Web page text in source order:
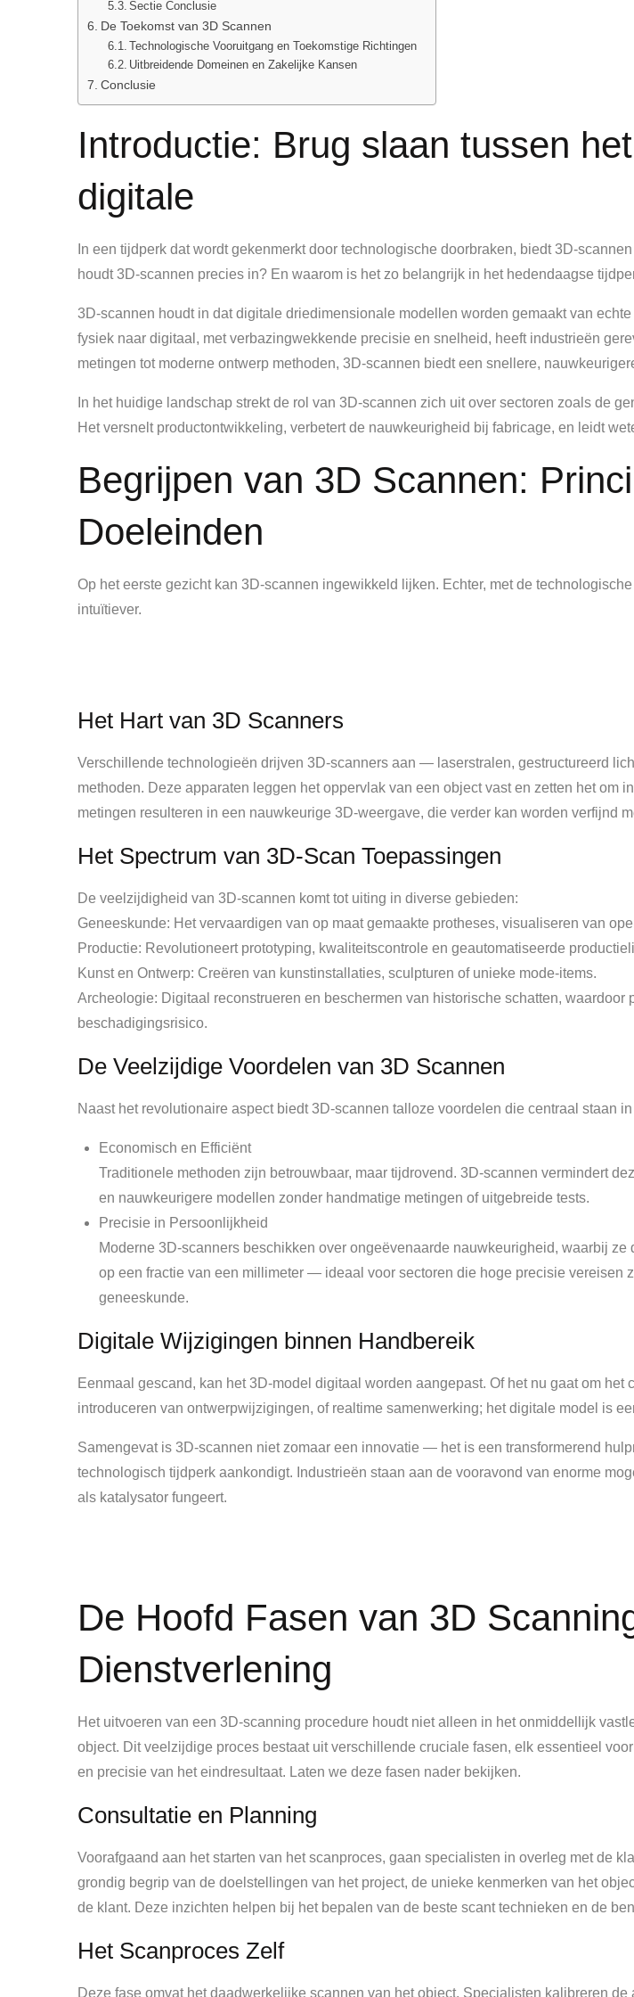
Sectie Conclusie
De Toekomst van 3D Scannen
Technologische Vooruitgang en Toekomstige Richtingen
Uitbreidende Domeinen en Zakelijke Kansen
Conclusie
Introductie: Brug slaan tussen
digitale
In een tijdperk dat wordt gekenmerkt door technologische doorbraken, biedt 3D-
houdt 3D-scannen precies in? En waarom is het zo belangrijk in het hedendaagse
3D-scannen houdt in dat digitale driedimensionale modellen worden gemaakt van
fysiek naar digitaal, met verbazingwekkende precisie en snelheid, heeft industrieën
metingen tot moderne ontwerp methoden, 3D-scannen biedt een snellere,
In het huidige landschap strekt de rol van 3D-scannen zich uit over sectoren zoals de
Het versnelt productontwikkeling, verbetert de nauwkeurigheid bij fabricage, en leidt
Begrijpen van 3D Scannen:
Doeleinden
Op het eerste gezicht kan 3D-scannen ingewikkeld lijken. Echter, met de
intuïtiever.
Het Hart van 3D Scanners
Verschillende technologieën drijven 3D-scanners aan — laserstralen, gestructureerd
methoden. Deze apparaten leggen het oppervlak van een object vast en zetten het om
metingen resulteren in een nauwkeurige 3D-weergave, die verder kan worden verfijnd
Het Spectrum van 3D-Scan Toepassingen
De veelzijdigheid van 3D-scannen komt tot uiting in diverse gebieden:
Geneeskunde: Het vervaardigen van op maat gemaakte protheses, visualiseren van
Productie: Revolutioneert prototyping, kwaliteitscontrole en geautomatiseerde
Kunst en Ontwerp: Creëren van kunstinstallaties, sculpturen of unieke mode-items.
Archeologie: Digitaal reconstrueren en beschermen van historische schatten, waardoor
beschadigingsrisico.
De Veelzijdige Voordelen van 3D Scannen
Naast het revolutionaire aspect biedt 3D-scannen talloze voordelen die centraal staan
Economisch en Efficiënt
Traditionele methoden zijn betrouwbaar, maar tijdrovend. 3D-scannen vermindert
en nauwkeurigere modellen zonder handmatige metingen of uitgebreide tests.
Precisie in Persoonlijkheid
Moderne 3D-scanners beschikken over ongeëvenaarde nauwkeurigheid, waarbij
op een fractie van een millimeter — ideaal voor sectoren die hoge precisie vereisen
geneeskunde.
Digitale Wijzigingen binnen Handbereik
Eenmaal gescand, kan het 3D-model digitaal worden aangepast. Of het nu gaat om het
introduceren van ontwerpwijzigingen, of realtime samenwerking; het digitale model is
Samengevat is 3D-scannen niet zomaar een innovatie — het is een transformerend
technologisch tijdperk aankondigt. Industrieën staan aan de vooravond van enorme
als katalysator fungeert.
De Hoofd Fasen van 3D
Dienstverlening
Het uitvoeren van een 3D-scanning procedure houdt niet alleen in het onmiddellijk
object. Dit veelzijdige proces bestaat uit verschillende cruciale fasen, elk essentieel
en precisie van het eindresultaat. Laten we deze fasen nader bekijken.
Consultatie en Planning
Voorafgaand aan het starten van het scanproces, gaan specialisten in overleg met de
grondig begrip van de doelstellingen van het project, de unieke kenmerken van het
de klant. Deze inzichten helpen bij het bepalen van de beste scant technieken en de
Het Scanproces Zelf
Deze fase omvat het daadwerkelijke scannen van het object. Specialisten kalibreren